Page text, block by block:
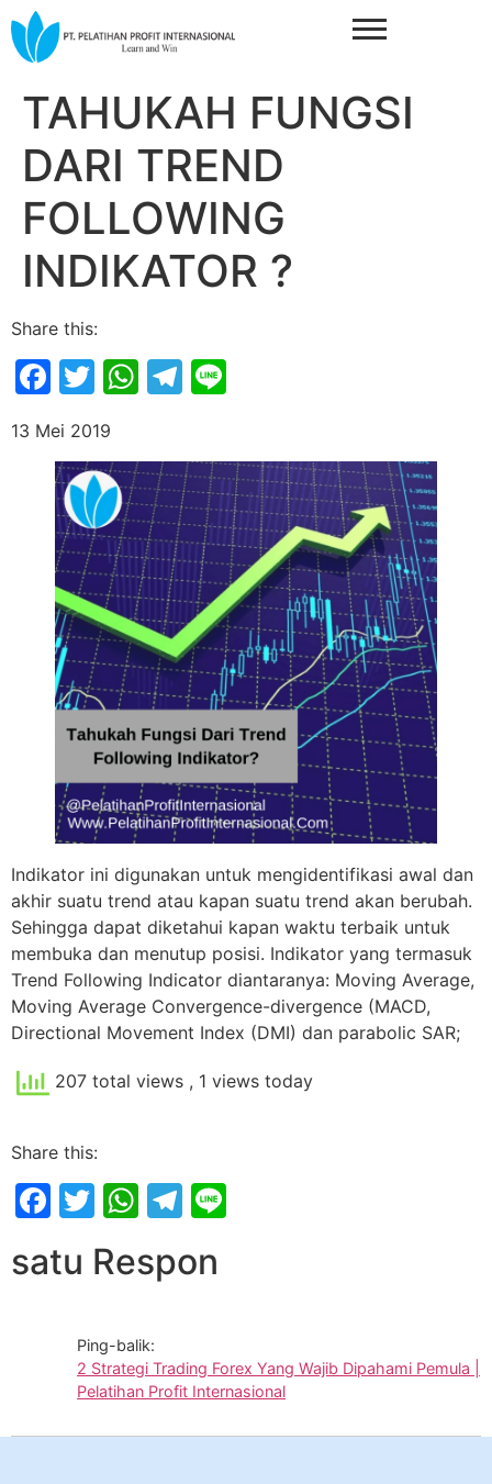
TAHUKAH FUNGSI
DARI TREND
FOLLOWING
INDIKATOR ?
Share this:
Facebook
Twitter
WhatsApp
Telegram
13 Mei 2019
Indikator ini digunakan untuk mengidentifikasi awal dan
akhir suatu trend atau kapan suatu trend akan berubah.
Sehingga dapat diketahui kapan waktu terbaik untuk
membuka dan menutup posisi. Indikator yang termasuk
Trend Following Indicator diantaranya: Moving Average,
Moving Average Convergence-divergence (MACD,
Directional Movement Index (DMI) dan parabolic SAR;
207 total views , 1 views today
Share this:
Facebook
Twitter
WhatsApp
Telegram
satu Respon
Ping-balik:
2 Strategi Trading Forex Yang Wajib Dipahami Pemula |
Pelatihan Profit Internasional